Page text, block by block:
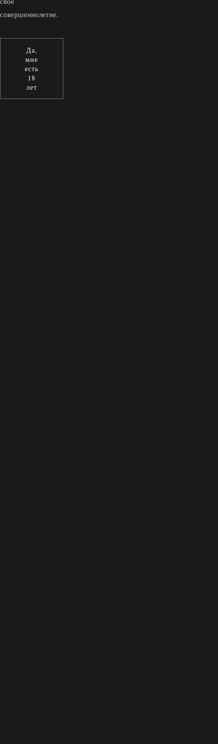
совершеннолетие.
Да,
мне
есть
18
лет